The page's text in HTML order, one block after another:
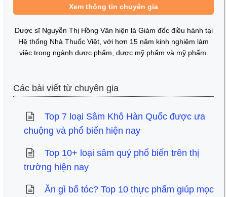
Xem thông tin chuyên gia
Dược sĩ Nguyễn Thị Hồng Vân hiện là Giám đốc điều hành tại
Hệ thống Nhà Thuốc Việt, với hơn 15 năm kinh nghiệm làm
việc trong ngành dược phẩm, dược mỹ phẩm và mỹ phẩm.
Các bài viết từ chuyên gia
Top 7 loại Sâm Khô Hàn Quốc được ưa
chuộng và phổ biến hiện nay
Top 10+ loại sâm quý phổ biến trên thị
trường hiện nay
Ăn gì bổ tóc? Top 10 thực phẩm giúp mọc